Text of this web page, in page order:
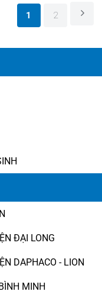
ĐẠI LONG
DAPHACO - LION
MINH
1 2